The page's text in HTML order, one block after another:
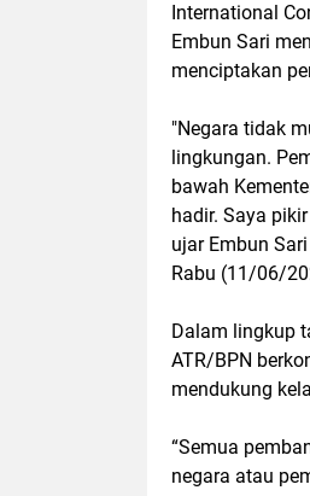
International
Embun Sari
menciptakan
"Negara tidak
lingkungan.
bawah
hadir. Saya
ujar Embun
Rabu (11/06/
Dalam lingkup
ATR/BPN
mendukung
“Semua
negara atau